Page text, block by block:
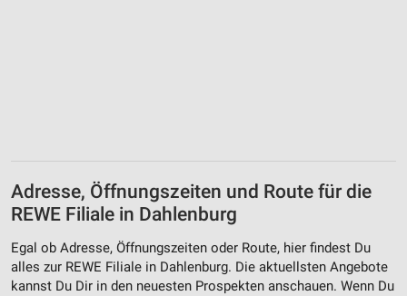
Adresse, Öffnungszeiten und Route für die
REWE Filiale in Dahlenburg
Egal ob Adresse, Öffnungszeiten oder Route, hier findest Du
alles zur REWE Filiale in Dahlenburg. Die aktuellsten Angebote
kannst Du Dir in den neuesten Prospekten anschauen. Wenn Du